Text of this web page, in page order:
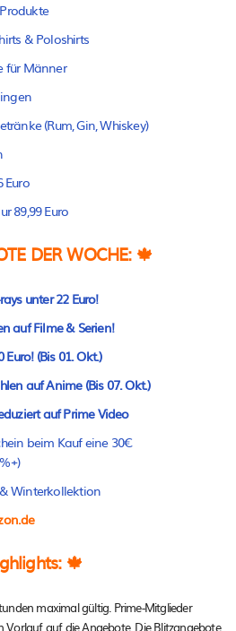
& Poloshirts
für Männer
(Rum, Gin, Whiskey)
Euro
89,99 Euro
DER WOCHE: 🍁
unter 22 Euro!
auf Filme & Serien!
Euro! (Bis 01. Okt.)
auf Anime (Bis 07. Okt.)
auf Prime Video
beim Kauf eine 30€
Winterkollektion
🍁
maximal gültig. Prime-Mitglieder
Vorlauf auf die Angebote. Die Blitzangebote